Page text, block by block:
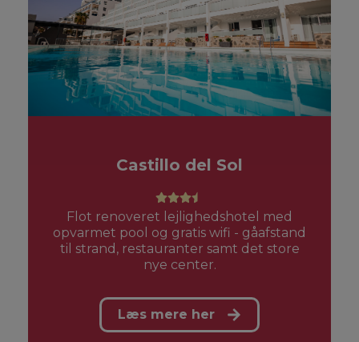
Castillo del Sol
Flot renoveret lejlighedshotel med
opvarmet pool og gratis wifi - gåafstand
til strand, restauranter samt det store
nye center.
Læs mere her